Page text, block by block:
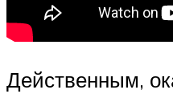
Действенным,